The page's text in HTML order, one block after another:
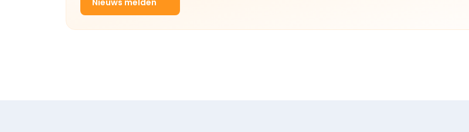
Nieuws melden